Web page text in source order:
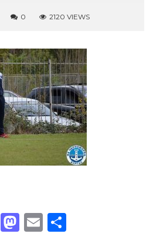
0 2120 VIEWS
Facebook
Mastodon
Email